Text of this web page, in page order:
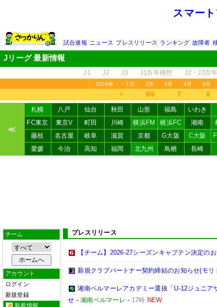
スマー
試合速報 ニュース プレスリリース ランキング 故障者
Jリーグ 最新情報
J1 J2 J3 J1百年構想 J2・J3百
2026年 1月 2月 3月 4月 5月
＜ 8/6 7 8
≪
札幌 八戸 仙台 秋田 山形 福島
いわき
FC東京
東京V 町田 川崎 横浜FM 横浜FC 湘南
藤枝
名古屋 岐阜 滋賀 京都 G大阪 C大阪
愛媛
今治 高知 福岡 北九州 鳥栖 長崎
チーム
アカウント
ログイン
新規登録
新着情報
プレスリリース
【チーム】2026-27シーズンキャプテン決定の
新規クラブパートナー契約締結のお知らせ(モ
湘南ベルマーレアカデミー選抜「U-12ジュニ
せ -湘南ベルマーレ - 17時 NEW